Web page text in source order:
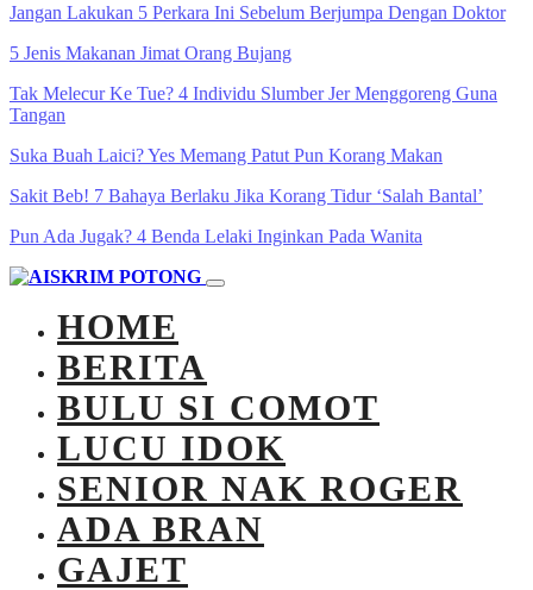
Jangan Lakukan 5 Perkara Ini Sebelum Berjumpa Dengan Doktor
5 Jenis Makanan Jimat Orang Bujang
Tak Melecur Ke Tue? 4 Individu Slumber Jer Menggoreng Guna
Tangan
Suka Buah Laici? Yes Memang Patut Pun Korang Makan
Sakit Beb! 7 Bahaya Berlaku Jika Korang Tidur ‘Salah Bantal’
Pun Ada Jugak? 4 Benda Lelaki Inginkan Pada Wanita
HOME
BERITA
BULU SI COMOT
LUCU IDOK
SENIOR NAK ROGER
ADA BRAN
GAJET